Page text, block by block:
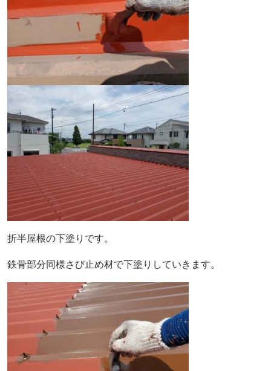
折半屋根の下塗りです。
鉄骨部分同様さび止め材で下塗りしていきます。